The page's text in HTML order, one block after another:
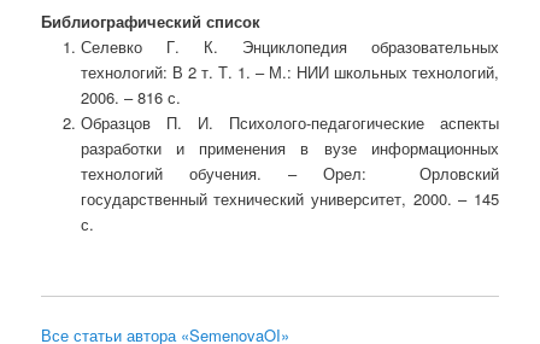
Библиографический список
Селевко Г. К. Энциклопедия образовательных
технологий: В 2 т. Т. 1. – М.: НИИ школьных технологий,
2006. – 816 с.
Образцов П. И. Психолого-педагогические аспекты
разработки и применения в вузе информационных
технологий обучения. – Орел: Орловский
государственный технический университет, 2000. – 145
с.
Все статьи автора «SemenovaOI»